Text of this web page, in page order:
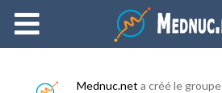
Ajouter du contenu
Mednuc.net a créé le groupe